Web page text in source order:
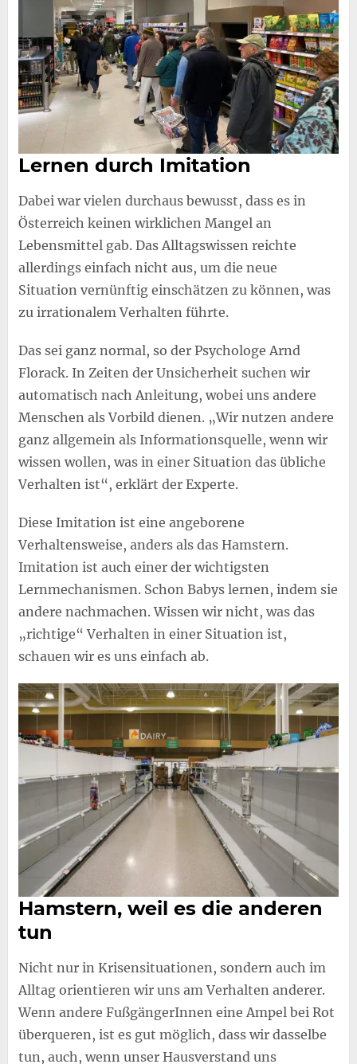
Lernen durch Imitation
Dabei war vielen durchaus bewusst, dass es in
Österreich keinen wirklichen Mangel an
Lebensmittel gab. Das Alltagswissen reichte
allerdings einfach nicht aus, um die neue
Situation vernünftig einschätzen zu können, was
zu irrationalem Verhalten führte.
Das sei ganz normal, so der Psychologe Arnd
Florack. In Zeiten der Unsicherheit suchen wir
automatisch nach Anleitung, wobei uns andere
Menschen als Vorbild dienen. „Wir nutzen andere
ganz allgemein als Informationsquelle, wenn wir
wissen wollen, was in einer Situation das übliche
Verhalten ist“, erklärt der Experte.
Diese Imitation ist eine angeborene
Verhaltensweise, anders als das Hamstern.
Imitation ist auch einer der wichtigsten
Lernmechanismen. Schon Babys lernen, indem sie
andere nachmachen. Wissen wir nicht, was das
„richtige“ Verhalten in einer Situation ist,
schauen wir es uns einfach ab.
Hamstern, weil es die anderen
tun
Nicht nur in Krisensituationen, sondern auch im
Alltag orientieren wir uns am Verhalten anderer.
Wenn andere FußgängerInnen eine Ampel bei Rot
überqueren, ist es gut möglich, dass wir dasselbe
tun, auch, wenn unser Hausverstand uns